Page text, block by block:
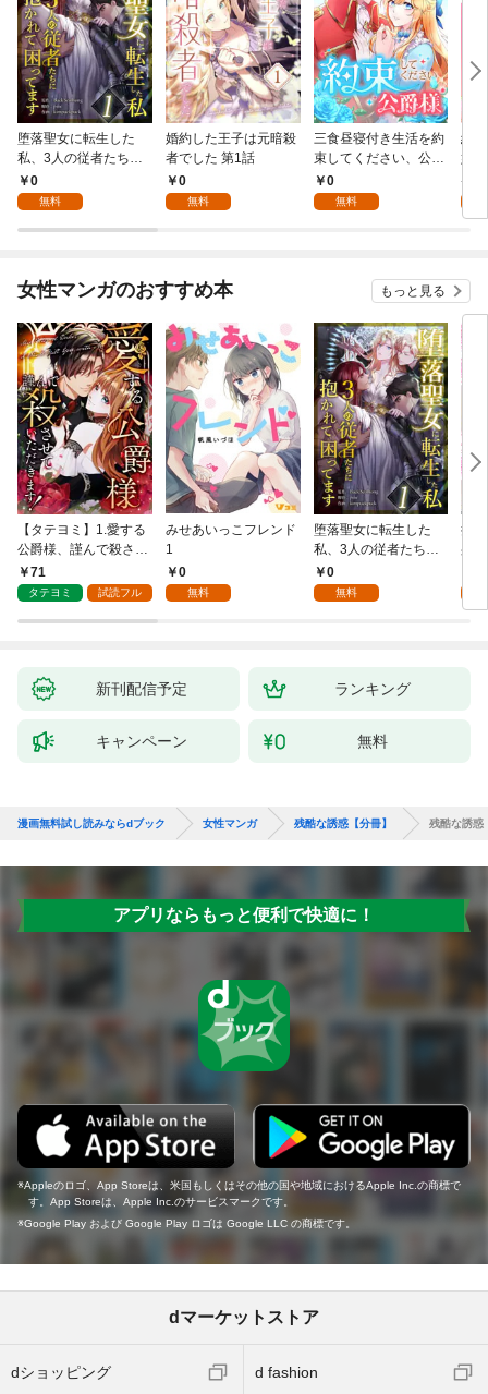
堕落聖女に転生した
私、3人の従者たちに
抱かれて困ってます 第
1話
0
無料
婚約した王子は元暗殺
者でした 第1話
0
無料
三食昼寝付き生活を約
束してください、公爵
様 1話
0
無料
絶
嬢
行
女性マンガのおすすめ本 もっと見る
【タテヨミ】1.愛する
公爵様、謹んで殺させ
ていただきます！
71
タテヨミ 試読フル
みせあいっこフレンド
1
0
無料
堕落聖女に転生した
私、3人の従者たちに
抱かれて困ってます 第
1話
0
無料
授
身
新刊配信予定 ランキング
キャンペーン 無料
漫画無料試し読みならdブック 女性マンガ 残酷な誘惑【分冊】 残酷な誘惑
アプリならもっと便利で快適に！
Appleのロゴ、App Storeは、米国もしくはその他の国や地域におけるApple Inc.の商標で
す。App Storeは、Apple Inc.のサービスマークです。
Google Play および Google Play ロゴは Google LLC の商標です。
dマーケットストア
dショッピング d fashion